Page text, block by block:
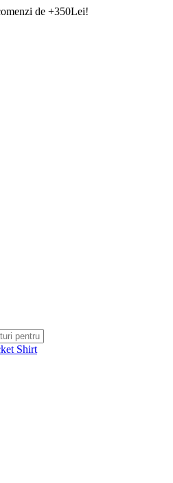
de +350Lei!
Shirt